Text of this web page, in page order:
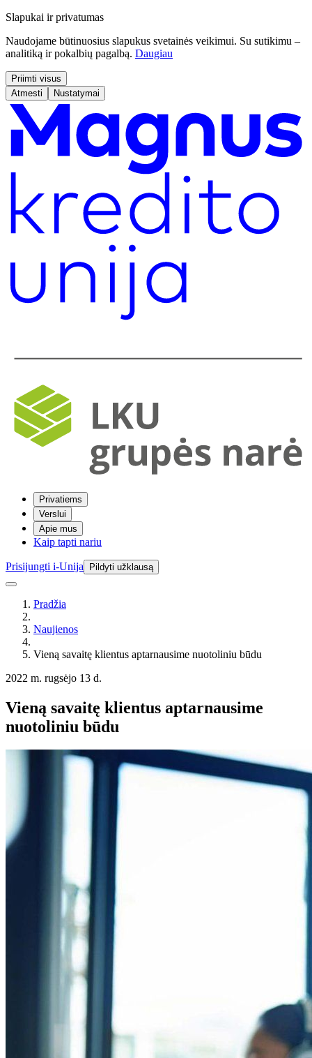
Slapukai ir privatumas
Naudojame būtinuosius slapukus svetainės veikimui. Su sutikimu –
analitiką ir pokalbių pagalbą. Daugiau
Priimti visus
Atmesti
Nustatymai
Privatiems
Verslui
Apie mus
Kaip tapti nariu
Prisijungti i-Unija Pildyti užklausą
Pradžia
Naujienos
Vieną savaitę klientus aptarnausime nuotoliniu būdu
2022 m. rugsėjo 13 d.
Vieną savaitę klientus aptarnausime
nuotoliniu būdu